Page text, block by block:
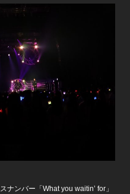
ナンバー「What you waitin’ for」